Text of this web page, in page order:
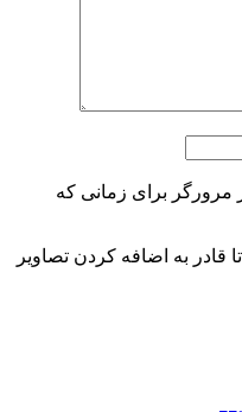
مرورگر برای زمانی که
قادر به اضافه کردن تصاویر